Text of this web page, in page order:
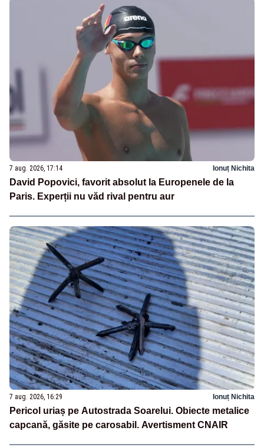
7 aug. 2026, 17:14 Ionuț Nichita
David Popovici, favorit absolut la Europenele de la
Paris. Experții nu văd rival pentru aur
7 aug. 2026, 16:29 Ionuț Nichita
Pericol uriaș pe Autostrada Soarelui. Obiecte metalice
capcană, găsite pe carosabil. Avertisment CNAIR